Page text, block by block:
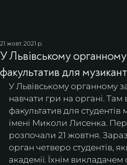
У Львівському органному
факультатив для
21 жовт. 2021 р.
У Львівському органному
навчати гри на органі. Там
факультатив для студентів
імені Миколи Лисенка.
розпочали 21 жовтня.
орган четверо студентів,
академії. Їхнім викладачем